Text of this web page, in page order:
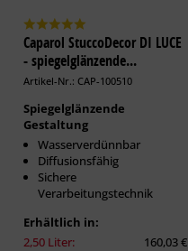
Caparol StuccoDecor DI LUCE
- spiegelglänzende...
Artikel-Nr.: CAP-100510
Spiegelglänzende
Gestaltung
Wasserverdünnbar
Diffusionsfähig
Sichere
Verarbeitungstechnik
Erhältlich in:
2,50 Liter:
160,03 €